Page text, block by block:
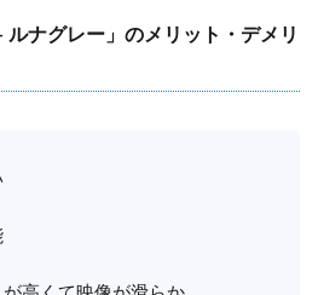
ルナグレー」のメリット・デメリ